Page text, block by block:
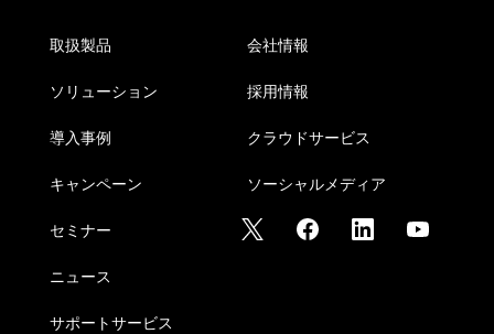
取扱製品
ソリューション
導入事例
キャンペーン
セミナー
ニュース
サポートサービス
会社情報
採用情報
クラウドサービス
ソーシャルメディア